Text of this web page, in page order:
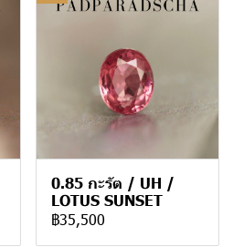
0.85 กะรัต / UH /
LOTUS SUNSET
฿35,500